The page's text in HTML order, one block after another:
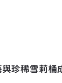
珍稀雪莉桶